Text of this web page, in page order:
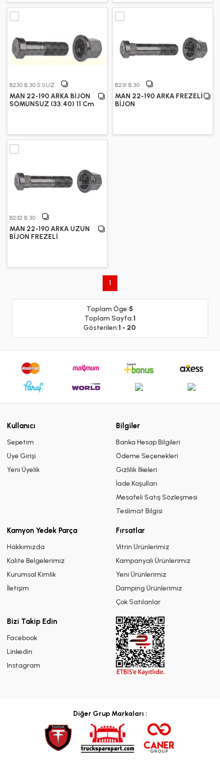
B230 B 30 S.SUZ
MAN 22-190 ARKA BİJON
SOMUNSUZ (33.40) 11 Cm
B231 B 30
MAN 22-190 ARKA FREZELİ
BİJON
B232 B 30
MAN 22-190 ARKA UZUN
BİJON FREZELİ
1
Toplam Öge:5
Toplam Sayfa:1
Gösterilen:1 - 20
Kullanıcı
Sepetim
Üye Girişi
Yeni Üyelik
Bilgiler
Banka Hesap Bilgileri
Ödeme Seçenekleri
Gizlilik İlkeleri
İade Koşulları
Mesafeli Satış Sözleşmesi
Teslimat Bilgisi
Kamyon Yedek Parça
Hakkımızda
Kalite Belgelerimiz
Kurumsal Kimlik
İletişim
Fırsatlar
Vitrin Ürünlerimiz
Kampanyalı Ürünlerimiz
Yeni Ürünlerimiz
Damping Ürünlerimiz
Çok Satılanlar
Bizi Takip Edin
Facebook
Linkedin
Instagram
Diğer Grup Markaları :